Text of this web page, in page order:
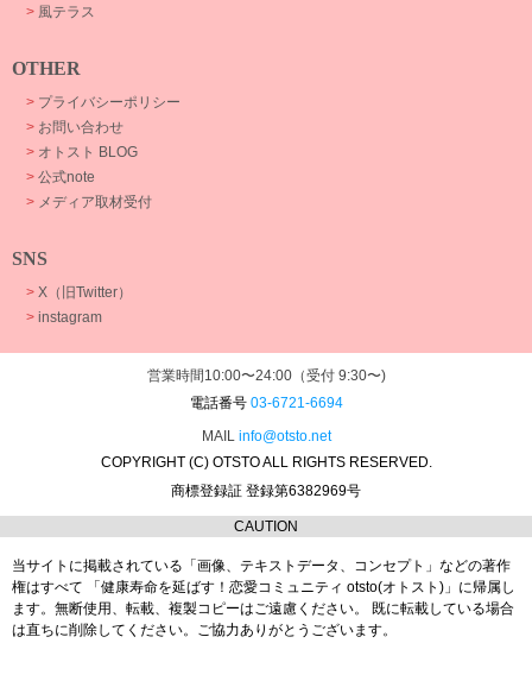
> 風テラス
OTHER
> プライバシーポリシー
> お問い合わせ
> オトスト BLOG
> 公式note
> メディア取材受付
SNS
> X（旧Twitter）
> instagram
営業時間10:00〜24:00（受付 9:30〜)
電話番号 03-6721-6694
MAIL info@otsto.net
COPYRIGHT (C) OTSTO ALL RIGHTS RESERVED.
商標登録証 登録第6382969号
CAUTION
当サイトに掲載されている「画像、テキストデータ、コンセプト」などの著作
権はすべて 「健康寿命を延ばす！恋愛コミュニティ otsto(オトスト)」に帰属し
ます。 無断使用、転載、複製コピーはご遠慮ください。
既に転載している場合
は直ちに削除してください。ご協力ありがとうございます。